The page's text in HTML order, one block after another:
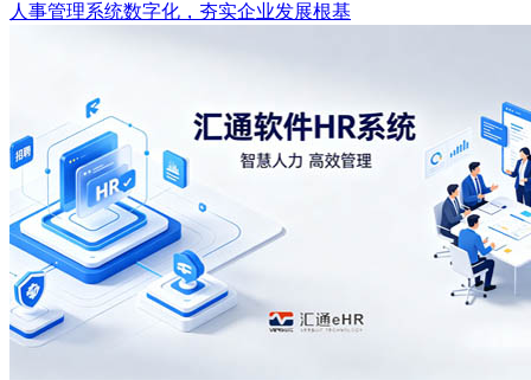
人事管理系统数字化，夯实企业发展根基